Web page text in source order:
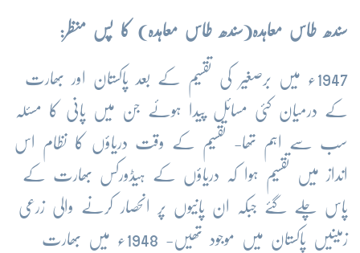
سندھ طاس معاہدہ(سندھ طاس معاہدہ) کا پس منظر:
1947ء میں برصغیر کی تقسیم کے بعد پاکستان اور بھارت
کے درمیان کئی مسائل پیدا ہوئے جن میں پانی کا مسئلہ
سب سے اہم تھا- تقسیم کے وقت دریاؤں کا نظام اس
انداز میں تقسیم ہوا کہ دریاؤں کے ہیڈورکس بھارت کے
پاس چلے گئے جبکہ ان پانیوں پر انحصار کرنے والی زرعی
زمینیں پاکستان میں موجود تھیں- 1948ء میں بھارت